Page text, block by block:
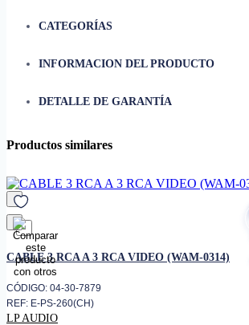
CATEGORÍAS
INFORMACION DEL PRODUCTO
Siemon, cumple con todas las
especificaciones de rendimiento
Combinar la conectividad de
solución 6 de cable nos da un
resultado diseñado para
aislamiento central (Cruceta) el
cual mantiene la geometría de
los pares aislados para un
rendimiento "NEXT" óptimo.
• Redes de voz/Datos y vídeo de
alta velocidad
DETALLE DE GARANTÍA
Productos similares
favorito
CABLE 3 RCA A 3 RCA VIDEO (WAM-0314)
CÓDIGO: 04-30-7879
REF: E-PS-260(CH)
LP AUDIO